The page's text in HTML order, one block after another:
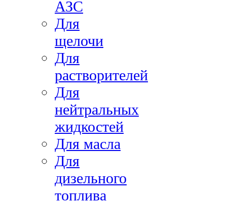
АЗС
Для
щелочи
Для
растворителей
Для
нейтральных
жидкостей
Для масла
Для
дизельного
топлива